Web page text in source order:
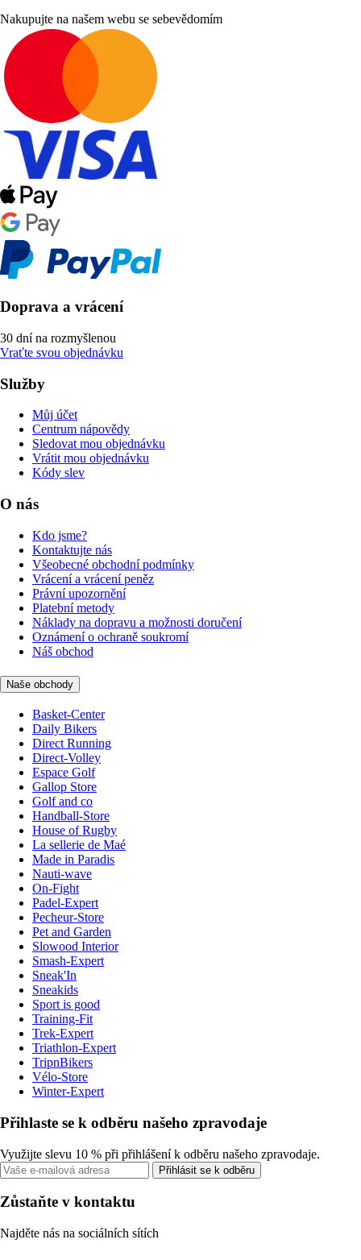
Nakupujte na našem webu se sebevědomím
Doprava a vrácení
30 dní na rozmyšlenou
Vraťte svou objednávku
Služby
Můj účet
Centrum nápovědy
Sledovat mou objednávku
Vrátit mou objednávku
Kódy slev
O nás
Kdo jsme?
Kontaktujte nás
Všeobecné obchodní podmínky
Vrácení a vrácení peněz
Právní upozornění
Platební metody
Náklady na dopravu a možnosti doručení
Oznámení o ochraně soukromí
Náš obchod
Naše obchody
Basket-Center
Daily Bikers
Direct Running
Direct-Volley
Espace Golf
Gallop Store
Golf and co
Handball-Store
House of Rugby
La sellerie de Maé
Made in Paradis
Nauti-wave
On-Fight
Padel-Expert
Pecheur-Store
Pet and Garden
Slowood Interior
Smash-Expert
Sneak'In
Sneakids
Sport is good
Training-Fit
Trek-Expert
Triathlon-Expert
TripnBikers
Vélo-Store
Winter-Expert
Přihlaste se k odběru našeho zpravodaje
Využijte slevu 10 % při přihlášení k odběru našeho zpravodaje.
Přihlásit se k odběru
Zůstaňte v kontaktu
Najděte nás na sociálních sítích